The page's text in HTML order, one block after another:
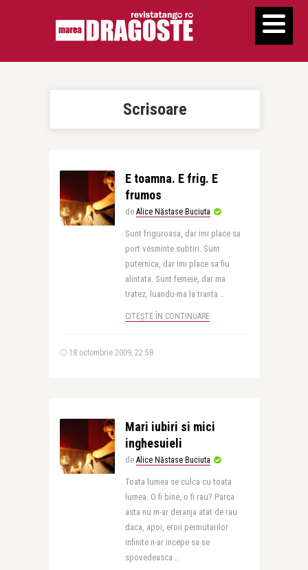
Scrisoare
E toamna. E frig. E
frumos
de Alice Năstase Buciuta
Sunt friguroasa, dar imi place sa
port vesminte subtiri. Sunt
puternica, dar imi place sa fiu
alintata. Sunt femeie, dar ma
tratez, luandu-ma la tranta ..
CITEȘTE ÎN CONTINUARE
18 octombrie 2009, 22:58
Mari iubiri si mici
inghesuieli
de Alice Năstase Buciuta
Toata lumea se culca cu toata
lumea. O fi bine, o fi rau? Parca
asta nu m-ar deranja atat de rau
daca, apoi, eroii permutarilor
infinite n-ar incepe sa se
spovedeasca ..